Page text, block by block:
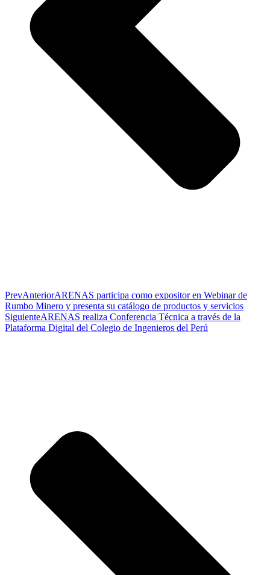
PrevAnteriorARENAS participa como expositor en Webinar de
Rumbo Minero y presenta su catálogo de productos y servicios
SiguienteARENAS realiza Conferencia Técnica a través de la
Plataforma Digital del Colegio de Ingenieros del Perú